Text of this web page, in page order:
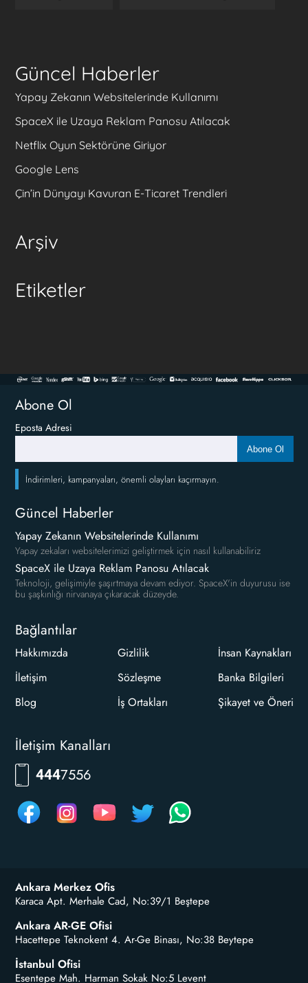
Güncel Haberler
Yapay Zekanın Websitelerinde Kullanımı
SpaceX ile Uzaya Reklam Panosu Atılacak
Netflix Oyun Sektörüne Giriyor
Google Lens
Çin’in Dünyayı Kavuran E-Ticaret Trendleri
Arşiv
Etiketler
Abone Ol
Eposta Adresi
Abone Ol
İndirimleri, kampanyaları, önemli olayları kaçırmayın.
Güncel Haberler
Yapay Zekanın Websitelerinde Kullanımı
Yapay zekaları websitelerimizi geliştirmek için nasıl kullanabiliriz
SpaceX ile Uzaya Reklam Panosu Atılacak
Teknoloji, gelişimiyle şaşırtmaya devam ediyor. SpaceX'in duyurusu ise
bu şaşkınlığı nirvanaya çıkaracak düzeyde.
Bağlantılar
Hakkımızda
İletişim
Blog
Gizlilik
Sözleşme
İş Ortakları
İnsan Kaynakları
Banka Bilgileri
Şikayet ve Öneri
İletişim Kanalları
444RKLM
Ankara Merkez Ofis
Karaca Apt. Merhale Cad, No:39/1 Beştepe
Ankara AR-GE Ofisi
Hacettepe Teknokent 4. Ar-Ge Binası, No:38 Beytepe
İstanbul Ofisi
Esentepe Mah. Harman Sokak No:5 Levent